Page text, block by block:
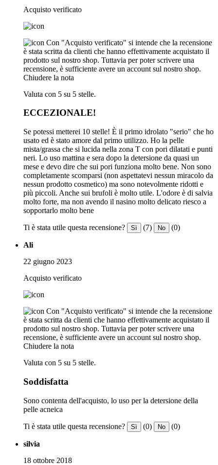
Acquisto verificato
Con "Acquisto verificato" si intende che la recensione
è stata scritta da clienti che hanno effettivamente acquistato il
prodotto sul nostro shop. Tuttavia per poter scrivere una
recensione, è sufficiente avere un account sul nostro shop.
Chiudere la nota
Valuta con 5 su 5 stelle.
ECCEZIONALE!
Se potessi metterei 10 stelle! È il primo idrolato "serio" che ho
usato ed è stato amore dal primo utilizzo. Ho la pelle
mista/grassa che si lucida nella zona T con pori dilatati e punti
neri. Lo uso mattina e sera dopo la detersione da quasi un
mese e devo dire che sui pori funziona molto bene. Non sono
completamente scomparsi (non aspettatevi nessun miracolo da
nessun prodotto cosmetico) ma sono notevolmente ridotti e
più piccoli. Anche sui brufoli è molto utile. L'odore è di salvia
molto forte, ma non avendo il nasino molto delicato riesco a
sopportarlo molto bene
Ti è stata utile questa recensione? Sì (7) No (0)
Ali
22 giugno 2023
Acquisto verificato
Con "Acquisto verificato" si intende che la recensione
è stata scritta da clienti che hanno effettivamente acquistato il
prodotto sul nostro shop. Tuttavia per poter scrivere una
recensione, è sufficiente avere un account sul nostro shop.
Chiudere la nota
Valuta con 5 su 5 stelle.
Soddisfatta
Sono contenta dell'acquisto, lo uso per la detersione della
pelle acneica
Ti è stata utile questa recensione? Sì (0) No (0)
silvia
18 ottobre 2018